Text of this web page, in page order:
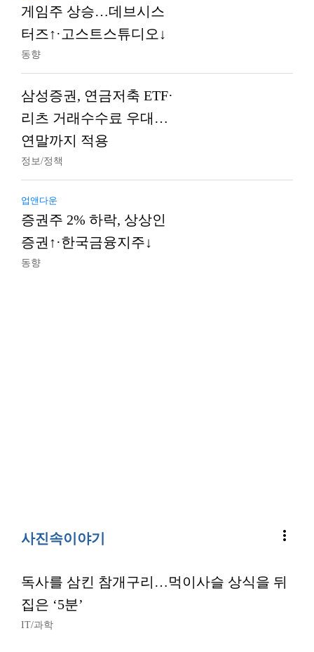
게임주 상승…데브시스
터즈↑·고스트스튜디오↓
동향
삼성증권, 연금저축 ETF·
리츠 거래수수료 우대…
연말까지 적용
정보/정책
업앤다운
증권주 2% 하락, 상상인
증권↑·한국금융지주↓
동향
사진속이야기 more_vert
독사를 삼킨 참개구리…먹이사슬 상식을 뒤
집은 ‘5분’
IT/과학